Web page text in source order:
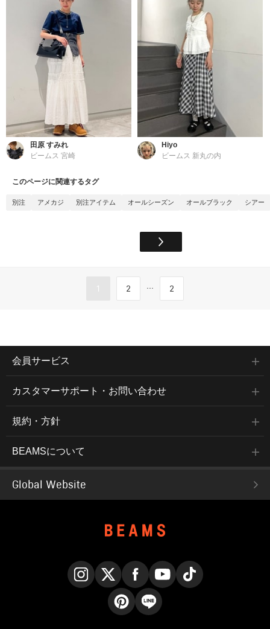
田原 すみれ
ビームス 宮崎
Hiyo
ビームス 新丸の内
このページに関連するタグ
別注 アメカジ 別注アイテム オールシーズン オールブラック シアー
1 2 ... 2
会員サービス
カスタマーサポート・お問い合わせ
規約・方針
BEAMSについて
Global Website